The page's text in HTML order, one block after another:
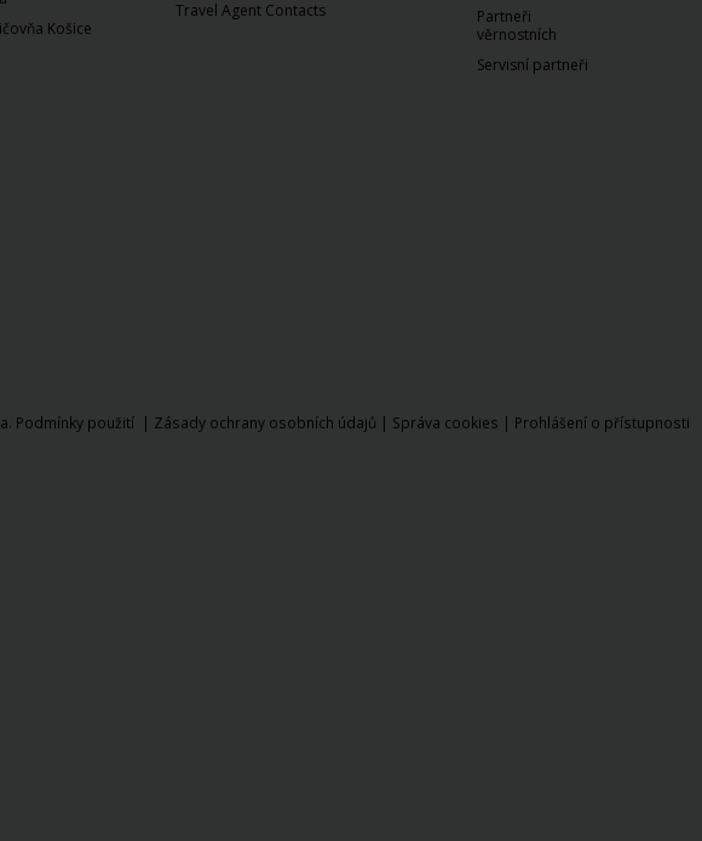
Košice
Travel Agent Contacts
Partneři
věrnostních
Servisní partneři
Podmínky použití | Zásady ochrany osobních údajů | Správa cookies | Prohlášení o přístupnosti